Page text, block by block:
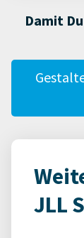
Damit
JLL